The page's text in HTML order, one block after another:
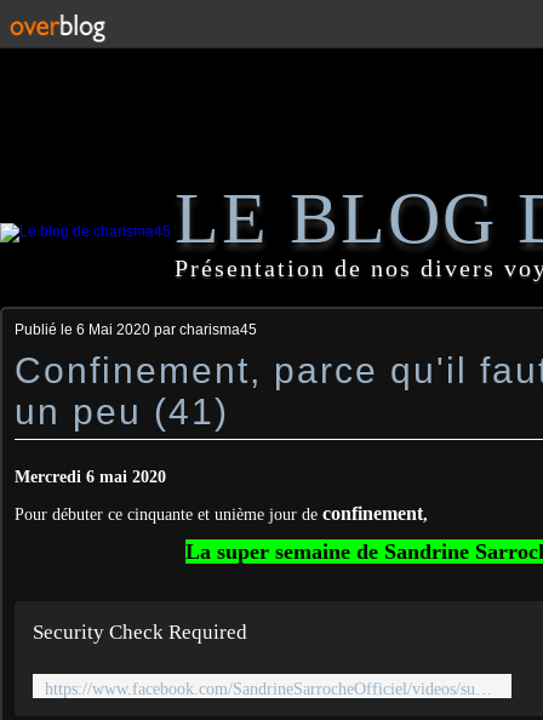
LE BLOG
Présentation de nos divers
Publié le 6 Mai 2020 par charisma45
Confinement, parce qu'il
un peu (41)
Mercredi 6 mai 2020
Pour débuter ce cinquante et unième jour de confinement,
La super semaine de Sandrine
Security Check Required
https://www.facebook.com/SandrineSarrocheOfficiel/videos/super-semaine-confin%C3%A9e-du-29-avril-2020/1063672264017780/